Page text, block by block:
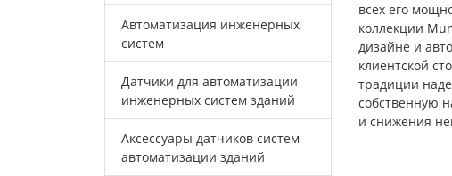
всех его
коллекции
дизайне и
клиентской
традиции
собственную
и снижения
Автоматизация инженерных
систем
Датчики для автоматизации
инженерных систем зданий
Аксессуары датчиков систем
автоматизации зданий